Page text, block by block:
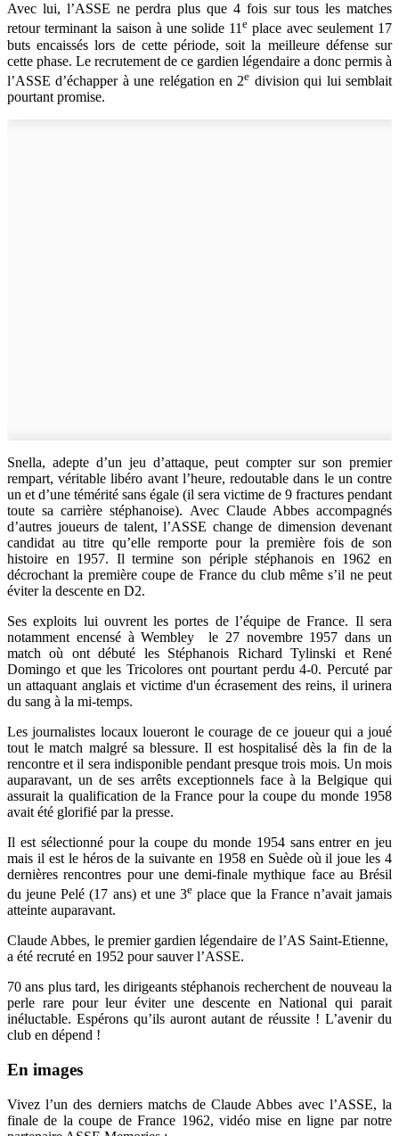
Avec lui, l’ASSE ne perdra plus que 4 fois sur tous les matches
retour terminant la saison à une solide 11e place avec seulement 17
buts encaissés lors de cette période, soit la meilleure défense sur
cette phase. Le recrutement de ce gardien légendaire a donc permis à
l’ASSE d’échapper à une relégation en 2e division qui lui semblait
pourtant promise.
Snella, adepte d’un jeu d’attaque, peut compter sur son premier
rempart, véritable libéro avant l’heure, redoutable dans le un contre
un et d’une témérité sans égale (il sera victime de 9 fractures pendant
toute sa carrière stéphanoise). Avec Claude Abbes accompagnés
d’autres joueurs de talent, l’ASSE change de dimension devenant
candidat au titre qu’elle remporte pour la première fois de son
histoire en 1957. Il termine son périple stéphanois en 1962 en
décrochant la première coupe de France du club même s’il ne peut
éviter la descente en D2.
Ses exploits lui ouvrent les portes de l’équipe de France. Il sera
notamment encensé à Wembley le 27 novembre 1957 dans un
match où ont débuté les Stéphanois Richard Tylinski et René
Domingo et que les Tricolores ont pourtant perdu 4-0. Percuté par
un attaquant anglais et victime d'un écrasement des reins, il urinera
du sang à la mi-temps.
Les journalistes locaux loueront le courage de ce joueur qui a joué
tout le match malgré sa blessure. Il est hospitalisé dès la fin de la
rencontre et il sera indisponible pendant presque trois mois. Un mois
auparavant, un de ses arrêts exceptionnels face à la Belgique qui
assurait la qualification de la France pour la coupe du monde 1958
avait été glorifié par la presse.
Il est sélectionné pour la coupe du monde 1954 sans entrer en jeu
mais il est le héros de la suivante en 1958 en Suède où il joue les 4
dernières rencontres pour une demi-finale mythique face au Brésil
du jeune Pelé (17 ans) et une 3e place que la France n’avait jamais
atteinte auparavant.
Claude Abbes, le premier gardien légendaire de l’AS Saint-Etienne,
a été recruté en 1952 pour sauver l’ASSE.
70 ans plus tard, les dirigeants stéphanois recherchent de nouveau la
perle rare pour leur éviter une descente en National qui parait
inéluctable. Espérons qu’ils auront autant de réussite ! L’avenir du
club en dépend !
En images
Vivez l’un des derniers matchs de Claude Abbes avec l’ASSE, la
finale de la coupe de France 1962, vidéo mise en ligne par notre